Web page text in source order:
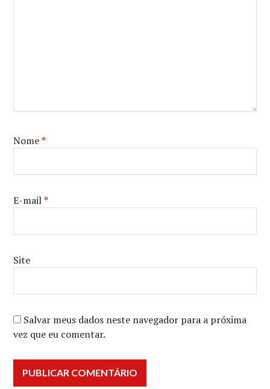
Nome*
E-mail*
Site
Salvar meus dados neste navegador para a próxima
vez que eu comentar.